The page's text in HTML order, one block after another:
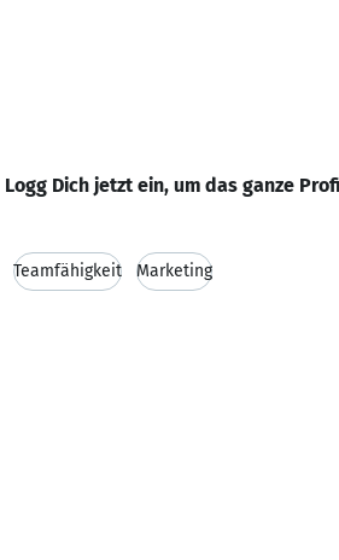
Logg Dich jetzt ein, um das ganze
Teamfähigkeit Marketing